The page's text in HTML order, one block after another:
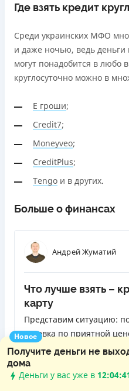
Новое
Получите деньги не
дома
Деньги у вас уже в
Где взять кредит
Среди украинских МФО
и даже ночью, ведь
могут понадобится в любо
круглосуточно можно в
Е гроши;
Credit7;
Moneyveo;
CreditPlus;
Tengo и в других.
Больше о финансах
Андрей Жуматий
Что лучше взять –
карту
Представим ситуацию:
путевка по приятной
распродажу отличных
давно
суммы. Одолжить у
ЧИТАТЬ ДАЛЬШЕ